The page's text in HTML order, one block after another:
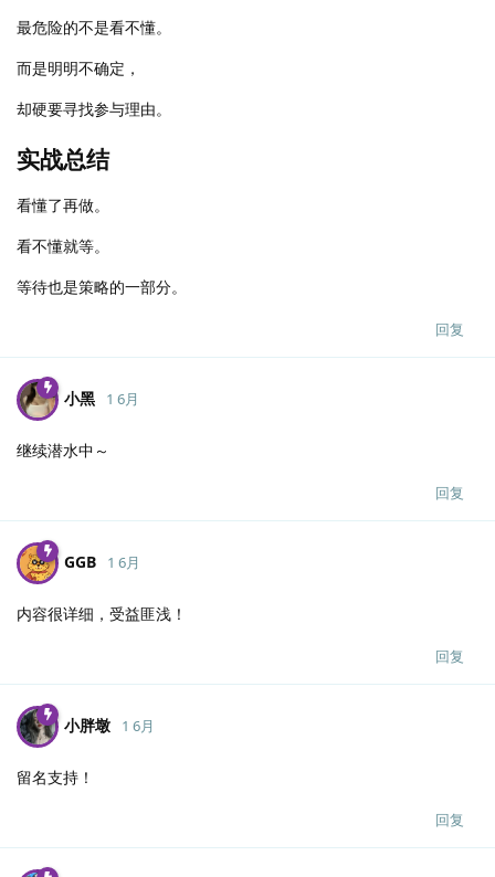
最危险的不是看不懂。
而是明明不确定，
却硬要寻找参与理由。
实战总结
看懂了再做。
看不懂就等。
等待也是策略的一部分。
回复
小黑 1 6月
继续潜水中～
回复
GGB 1 6月
内容很详细，受益匪浅！
回复
小胖墩 1 6月
留名支持！
回复